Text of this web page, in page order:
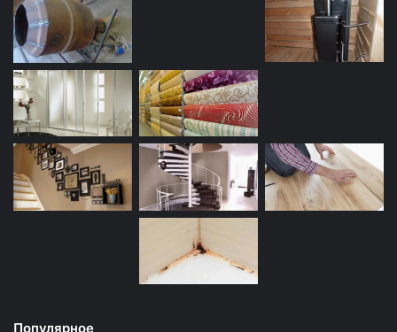
Популярное